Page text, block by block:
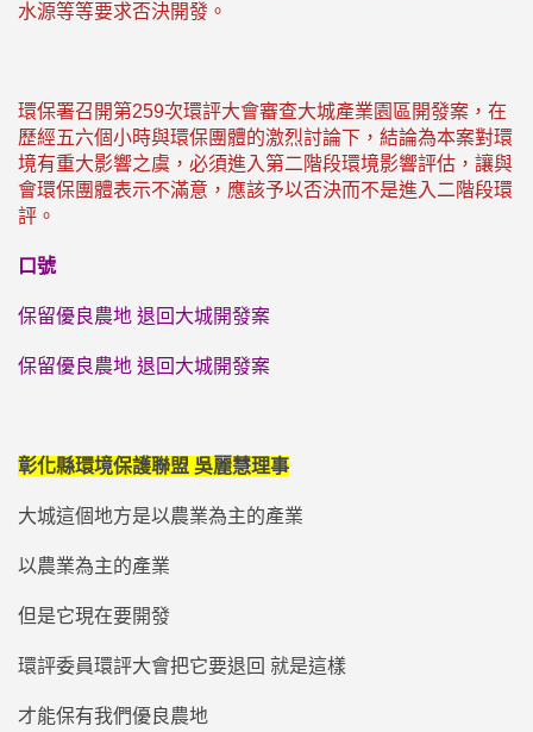
水源等等要求否決開發。
環保署召開第259次環評大會審查大城產業園區開發案，在
歷經五六個小時與環保團體的激烈討論下，結論為本案對環
境有重大影響之虞，必須進入第二階段環境影響評估，讓與
會環保團體表示不滿意，應該予以否決而不是進入二階段環
評。
口號
保留優良農地 退回大城開發案
保留優良農地 退回大城開發案
彰化縣環境保護聯盟 吳麗慧理事
大城這個地方是以農業為主的產業
以農業為主的產業
但是它現在要開發
環評委員環評大會把它要退回 就是這樣
才能保有我們優良農地